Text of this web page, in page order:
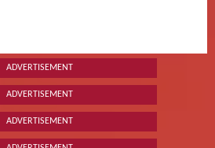
ADVERTISEMENT
ADVERTISEMENT
ADVERTISEMENT